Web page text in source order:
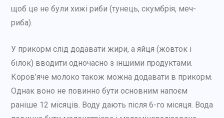
щоб це не були хижі риби (тунець, скумбрія, меч-
риба).
У прикорм слід додавати жири, а яйця (жовток і
білок) вводити одночасно з іншими продуктами.
Коров’яче молоко також можна додавати в прикорм.
Однак воно не повинно бути основним напоєм
раніше 12 місяців. Воду дають після 6-го місяця. Вода